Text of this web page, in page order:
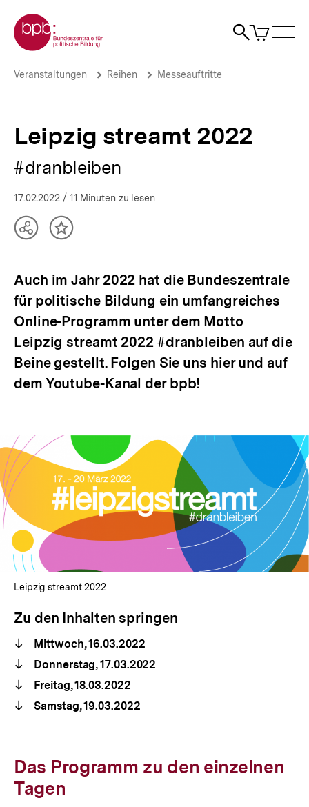
zum
Seiteninhalt
springen
Zur Startseite der bpb
Suche
Artikel
im
Leipzig
Messeauftritte
Brotkrümelnavigation
Pfadnavigation
Veranstaltungen Reihen Messeauftritte
Leipzig streamt 2022
#dranbleiben
17.02.2022 / 11 Minuten zu lesen
TeilenInhalt
Auch im Jahr 2022 hat die Bundeszentrale
für politische Bildung ein umfangreiches
Online-Programm unter dem Motto
Leipzig streamt 2022 #dranbleiben auf die
Beine gestellt. Folgen Sie uns hier und auf
dem Youtube-Kanal der bpb!
Leipzig streamt 2022
Zu den Inhalten springen
Mittwoch, 16.03.2022
Donnerstag, 17.03.2022
Freitag, 18.03.2022
Samstag, 19.03.2022
Das Programm zu den einzelnen
Tagen